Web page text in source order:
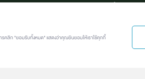
ารคลิก "ยอมรับทั้งหมด" แสดงว่าคุณยินยอมให้เราใช้คุกกี้